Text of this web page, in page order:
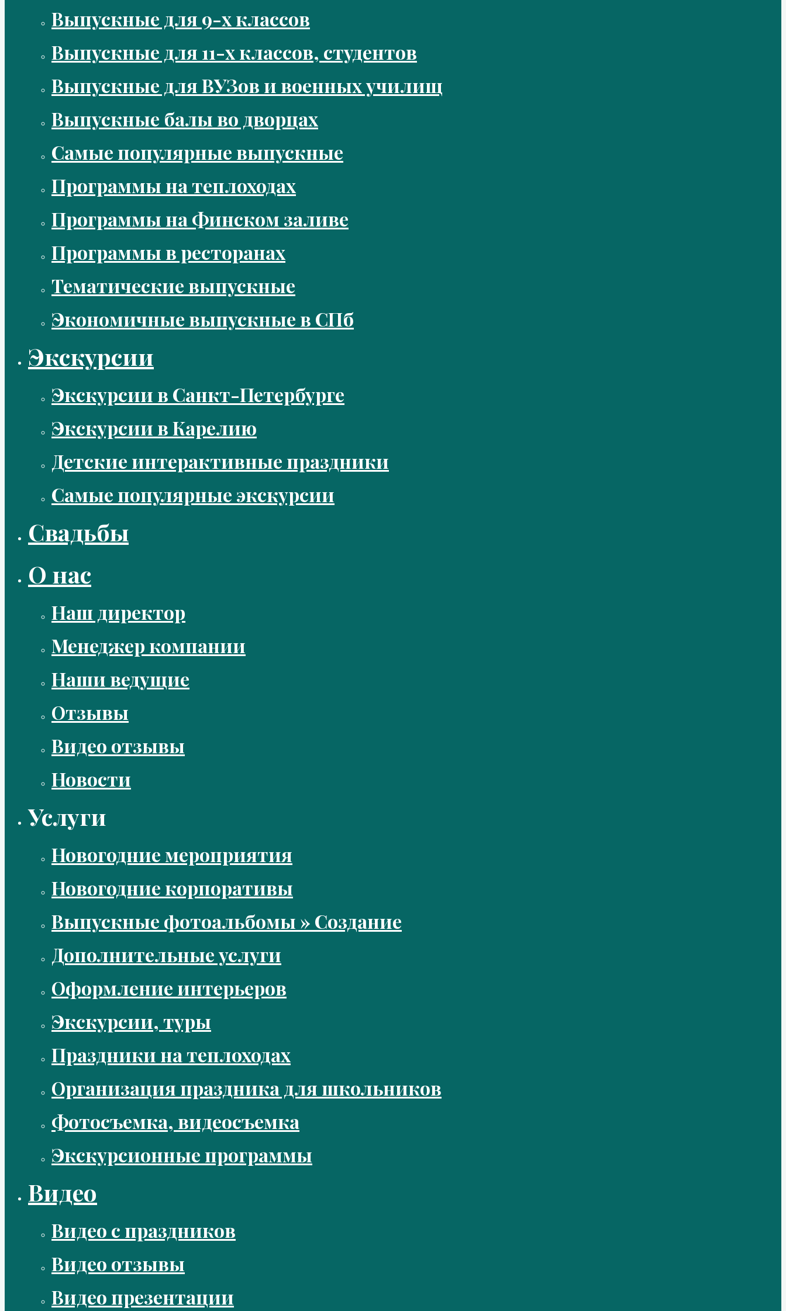
Выпускные для 9-х классов
Выпускные для 11-х классов, студентов
Выпускные для ВУЗов и военных училищ
Выпускные балы во дворцах
Самые популярные выпускные
Программы на теплоходах
Программы на Финском заливе
Программы в ресторанах
Тематические выпускные
Экономичные выпускные в СПб
Экскурсии
Экскурсии в Санкт-Петербурге
Экскурсии в Карелию
Детские интерактивные праздники
Самые популярные экскурсии
Свадьбы
О нас
Наш директор
Менеджер компании
Наши ведущие
Отзывы
Видео отзывы
Новости
Услуги
Новогодние мероприятия
Новогодние корпоративы
Выпускные фотоальбомы » Создание
Дополнительные услуги
Оформление интерьеров
Экскурсии, туры
Праздники на теплоходах
Организация праздника для школьников
Фотосъемка, видеосъемка
Экскурсионные программы
Видео
Видео с праздников
Видео отзывы
Видео презентации